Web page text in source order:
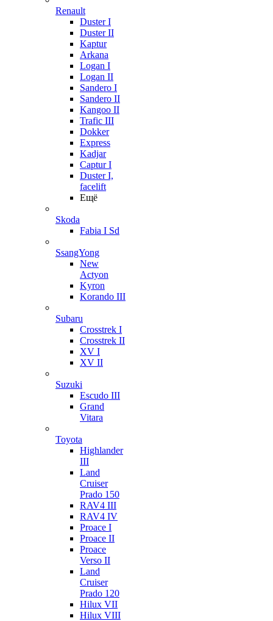
Renault
Duster I
Duster II
Kaptur
Arkana
Logan I
Logan II
Sandero I
Sandero II
Kangoo II
Trafic III
Dokker
Express
Kadjar
Captur I
Duster I,
facelift
Ещё
Skoda
Fabia I Sd
SsangYong
New
Actyon
Kyron
Korando III
Subaru
Crosstrek I
Crosstrek II
XV I
XV II
Suzuki
Escudo III
Grand
Vitara
Toyota
Highlander
III
Land
Cruiser
Prado 150
RAV4 III
RAV4 IV
Proace I
Proace II
Proace
Verso II
Land
Cruiser
Prado 120
Hilux VII
Hilux VIII